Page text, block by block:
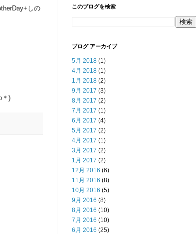
しの
)
このブログを検索
ブログ アーカイブ
5月 2018 (1)
4月 2018 (1)
1月 2018 (2)
9月 2017 (3)
8月 2017 (2)
7月 2017 (1)
6月 2017 (4)
5月 2017 (2)
4月 2017 (1)
3月 2017 (2)
1月 2017 (2)
12月 2016 (6)
11月 2016 (8)
10月 2016 (5)
9月 2016 (8)
8月 2016 (10)
7月 2016 (10)
6月 2016 (25)